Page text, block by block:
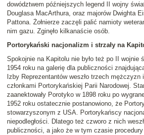
dowództwem późniejszych legend II wojny
Douglasa MacArthura, oraz majorów Dwighta
Pattona. Żołnierze zaczęli palić namioty
nim gazu. Zginęło kilkanaście osób.
Portorykański nacjonalizm i strzały na
Spokojnie na Kapitolu nie było też po II wojnie
1954 roku na galerię dla publiczności
Izby Reprezentantów weszło trzech
członkami Portorykańskiej Parii Narodowej.
zaanektowały Porotyko w 1898 roku po
1952 roku ostatecznie postanowiono, że
stowarzyszonym z USA. Portorykańscy
niepodległości. Dlatego też czworo z nich
publiczności, a jako że w tym czasie procedury